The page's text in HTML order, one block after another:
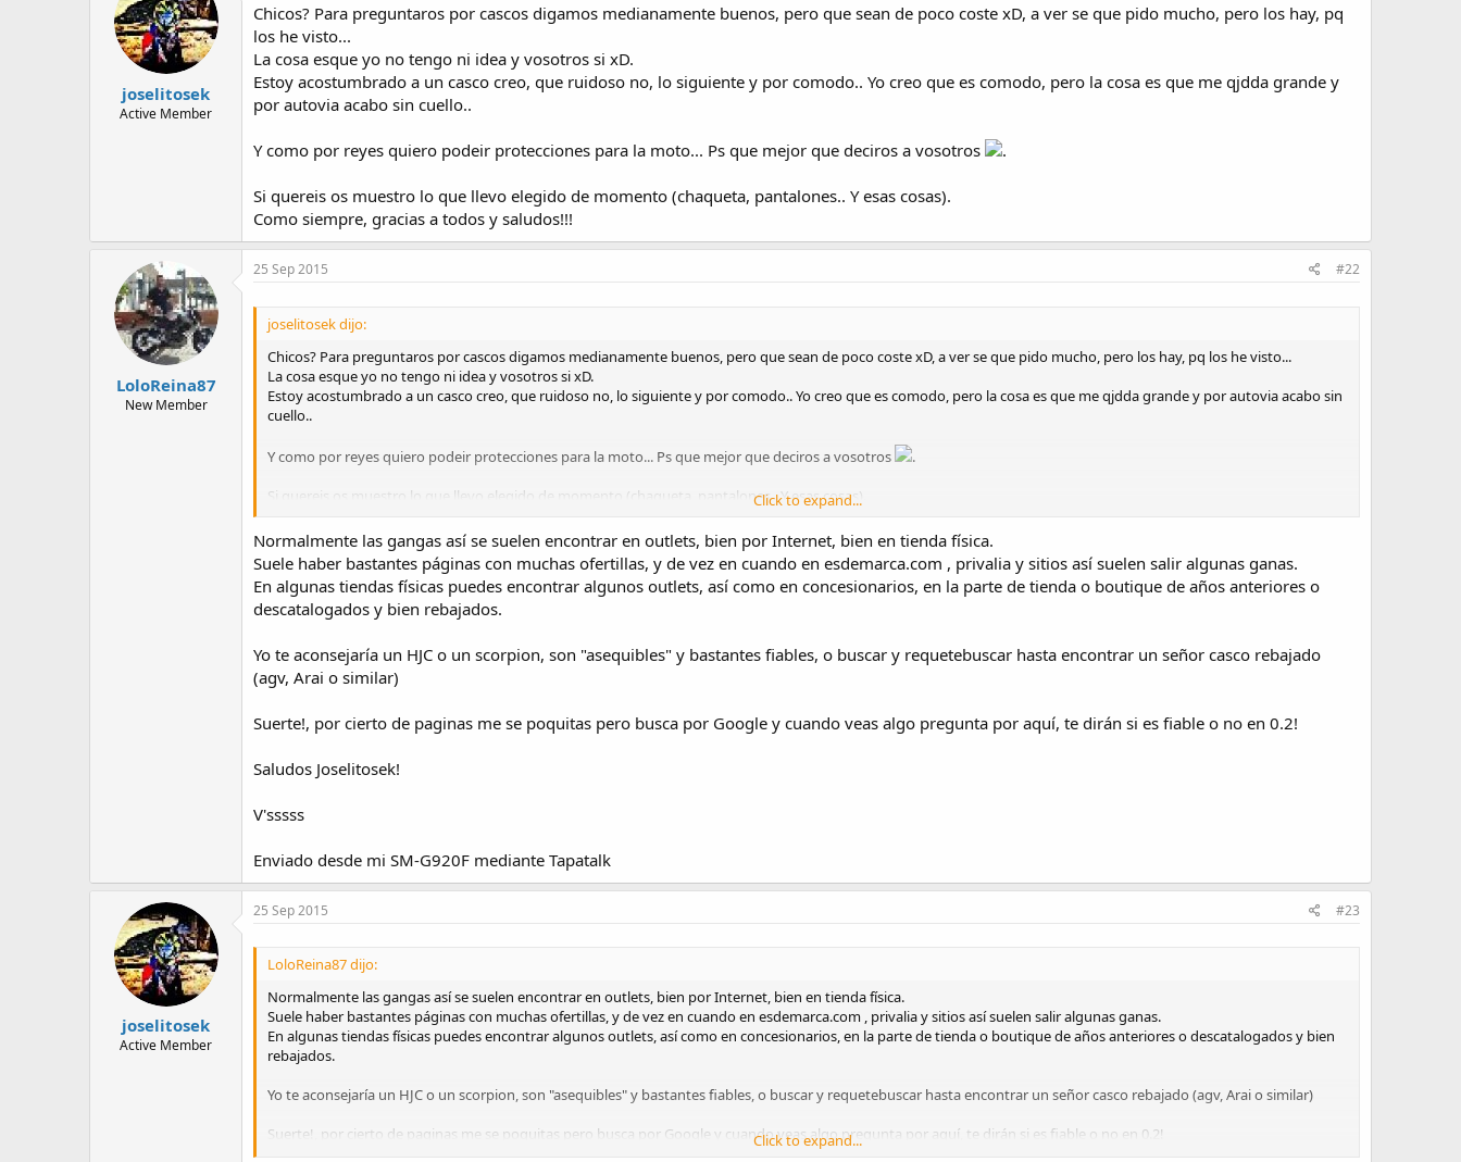
joselitosek
Active Member
Chicos? Para preguntaros por cascos digamos medianamente buenos, pero que sean de poco coste xD, a ver se que pido mucho, pero los hay, pq
los he visto...
La cosa esque yo no tengo ni idea y vosotros si xD.
Estoy acostumbrado a un casco creo, que ruidoso no, lo siguiente y por comodo.. Yo creo que es comodo, pero la cosa es que me qjdda grande y
por autovia acabo sin cuello..
Y como por reyes quiero podeir protecciones para la moto... Ps que mejor que deciros a vosotros .
Si quereis os muestro lo que llevo elegido de momento (chaqueta, pantalones.. Y esas cosas).
Como siempre, gracias a todos y saludos!!!
LoloReina87
New Member
25 Sep 2015 #22
joselitosek dijo:
Chicos? Para preguntaros por cascos digamos medianamente buenos, pero que sean de poco coste xD, a ver se que pido mucho, pero los hay, pq los he visto...
La cosa esque yo no tengo ni idea y vosotros si xD.
Estoy acostumbrado a un casco creo, que ruidoso no, lo siguiente y por comodo.. Yo creo que es comodo, pero la cosa es que me qjdda grande y por autovia acabo sin
cuello..
Y como por reyes quiero podeir protecciones para la moto... Ps que mejor que deciros a vosotros
.
Si quereis os muestro lo que llevo elegido de momento (chaqueta, pantalones.. Y esas cosas).
Click to expand...
Normalmente las gangas así se suelen encontrar en outlets, bien por Internet, bien en tienda física.
Suele haber bastantes páginas con muchas ofertillas, y de vez en cuando en esdemarca.com , privalia y sitios así suelen salir algunas ganas.
En algunas tiendas físicas puedes encontrar algunos outlets, así como en concesionarios, en la parte de tienda o boutique de años anteriores o
descatalogados y bien rebajados.
Yo te aconsejaría un HJC o un scorpion, son "asequibles" y bastantes fiables, o buscar y requetebuscar hasta encontrar un señor casco rebajado
(agv, Arai o similar)
Suerte!, por cierto de paginas me se poquitas pero busca por Google y cuando veas algo pregunta por aquí, te dirán si es fiable o no en 0.2!
Saludos Joselitosek!
V'sssss
Enviado desde mi SM-G920F mediante Tapatalk
joselitosek
Active Member
25 Sep 2015 #23
LoloReina87 dijo:
Normalmente las gangas así se suelen encontrar en outlets, bien por Internet, bien en tienda física.
Suele haber bastantes páginas con muchas ofertillas, y de vez en cuando en esdemarca.com , privalia y sitios así suelen salir algunas ganas.
En algunas tiendas físicas puedes encontrar algunos outlets, así como en concesionarios, en la parte de tienda o boutique de años anteriores o descatalogados y bien
rebajados.
Yo te aconsejaría un HJC o un scorpion, son "asequibles" y bastantes fiables, o buscar y requetebuscar hasta encontrar un señor casco rebajado (agv, Arai o similar)
Suerte!, por cierto de paginas me se poquitas pero busca por Google y cuando veas algo pregunta por aquí, te dirán si es fiable o no en 0.2!
Click to expand...